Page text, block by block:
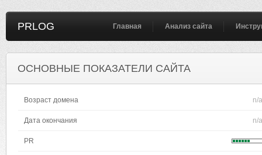
PRLOG Главная Анализ сайта
ОСНОВНЫЕ ПОКАЗАТЕЛИ САЙТА
Возраст домена n/a
Дата окончания n/a
PR